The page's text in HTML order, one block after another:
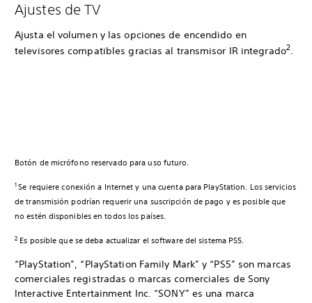
Ajustes de TV
Ajusta el volumen y las opciones de encendido en
televisores compatibles gracias al transmisor IR integrado2.
Botón de micrófono reservado para uso futuro.
1Se requiere conexión a Internet y una cuenta para PlayStation. Los servicios
de transmisión podrían requerir una suscripción de pago y es posible que
no estén disponibles en todos los países.
2 Es posible que se deba actualizar el software del sistema PS5.
“PlayStation”, “PlayStation Family Mark” y “PS5” son marcas
comerciales registradas o marcas comerciales de Sony
Interactive Entertainment Inc. “SONY” es una marca